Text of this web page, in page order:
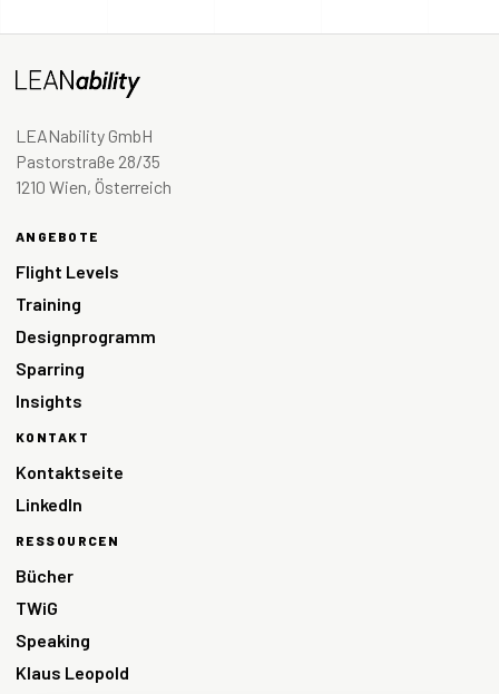
LEANability GmbH
Pastorstraße 28/35
1210 Wien, Österreich
ANGEBOTE
Flight Levels
Training
Designprogramm
Sparring
Insights
KONTAKT
Kontaktseite
LinkedIn
RESSOURCEN
Bücher
TWiG
Speaking
Klaus Leopold